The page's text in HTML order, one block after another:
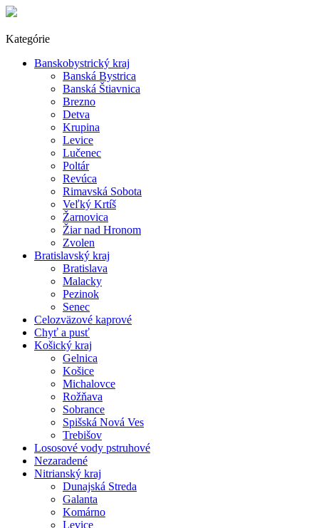
Kategórie
Banskobystrický kraj
Banská Bystrica
Banská Štiavnica
Brezno
Detva
Krupina
Levice
Lučenec
Poltár
Revúca
Rimavská Sobota
Veľký Krtíš
Žarnovica
Žiar nad Hronom
Zvolen
Bratislavský kraj
Bratislava
Malacky
Pezinok
Senec
Celozväzové kaprové
Chyť a pusť
Košický kraj
Gelnica
Košice
Michalovce
Rožňava
Sobrance
Spišská Nová Ves
Trebišov
Lososové vody pstruhové
Nezaradené
Nitrianský kraj
Dunajská Streda
Galanta
Komárno
Levice